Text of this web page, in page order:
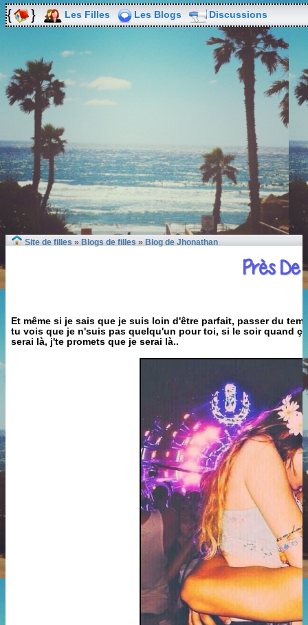
Les Filles Les Blogs Discussions
Site de filles » Blogs de filles » Blog de Jhonathan
Près De
Et même si je sais que je suis loin d'être parfait, passer du
tu vois que je n'suis pas quelqu'un pour toi, si le soir quand
serai là, j'te promets que je serai là..